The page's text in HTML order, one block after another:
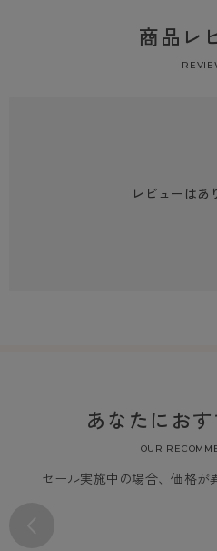
商品レ
レビューはあ
あなたにお
OUR
セール実施中の場合、価格が